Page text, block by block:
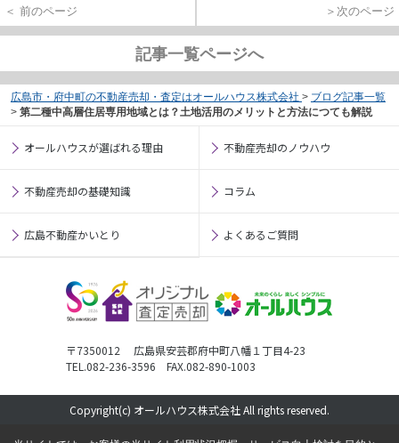
＜ 前のページ ＞次のページ
記事一覧ページへ
広島市・府中町の不動産売却・査定はオールハウス株式会社 > ブログ記事一覧
> 第二種中高層住居専用地域とは？土地活用のメリットと方法につても解説
オールハウスが選ばれる理由 不動産売却のノウハウ
不動産売却の基礎知識 コラム
広島不動産かいとり よくあるご質問
〒7350012 広島県安芸郡府中町八幡１丁目4-23
TEL.082-236-3596 FAX.082-890-1003
Copyright(c) オールハウス株式会社 All rights reserved.